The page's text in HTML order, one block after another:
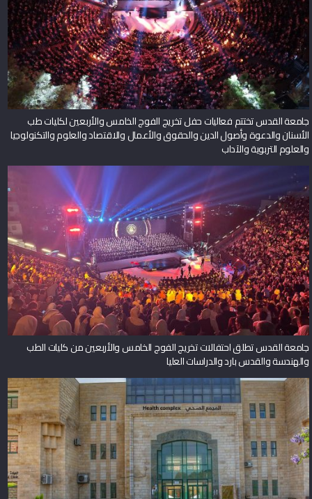
جامعة القدس تختتم فعاليات حفل تخريج الفوج الخامس والأربعين لكليات طب
الأسنان والدعوة وأصول الدين والحقوق والأعمال والاقتصاد والعلوم والتكنولوجيا
والعلوم التربوية والآداب
جامعة القدس تطلق احتفالات تخريج الفوج الخامس والأربعين من كليات الطب
والهندسة والقدس بارد والدراسات العليا